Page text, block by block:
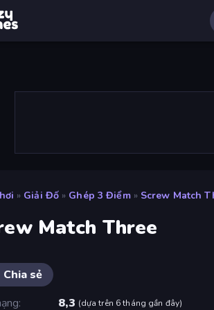
» Giải Đố » Ghép 3 Điểm » Screw Match
Match Three
Chia sẻ
8,3 (dựa trên 6 tháng gần đây)